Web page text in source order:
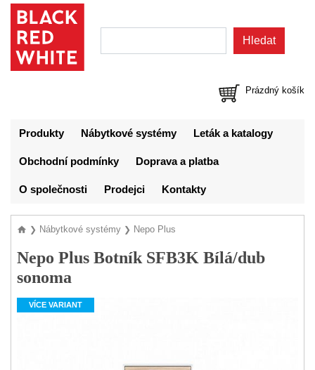
Prázdný košík
Produkty Nábytkové systémy Leták a katalogy
Obchodní podmínky Doprava a platba
O společnosti Prodejci Kontakty
❯ Nábytkové systémy ❯ Nepo Plus
Nepo Plus Botník SFB3K Bílá/dub
sonoma
VÍCE VARIANT